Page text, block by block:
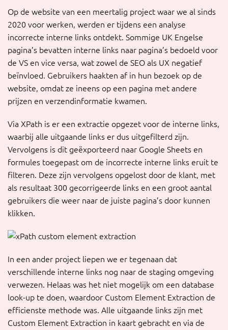
Op de website van een meertalig project waar we al sinds
2020 voor werken, werden er tijdens een analyse
incorrecte interne links ontdekt. Sommige UK Engelse
pagina’s bevatten interne links naar pagina’s bedoeld voor
de VS en vice versa, wat zowel de SEO als UX negatief
beïnvloed. Gebruikers haakten af in hun bezoek op de
website, omdat ze ineens op een pagina met andere
prijzen en verzendinformatie kwamen.
Via XPath is er een extractie opgezet voor de interne links,
waarbij alle uitgaande links er dus uitgefilterd zijn.
Vervolgens is dit geëxporteerd naar Google Sheets en
formules toegepast om de incorrecte interne links eruit te
filteren. Deze zijn vervolgens opgelost door de klant, met
als resultaat 300 gecorrigeerde links en een groot aantal
gebruikers die weer naar de juiste pagina’s door kunnen
klikken.
In een ander project liepen we er tegenaan dat
verschillende interne links nog naar de staging omgeving
verwezen. Helaas was het niet mogelijk om een database
look-up te doen, waardoor Custom Element Extraction de
efficienste methode was. Alle uitgaande links zijn met
Custom Element Extraction in kaart gebracht en via de